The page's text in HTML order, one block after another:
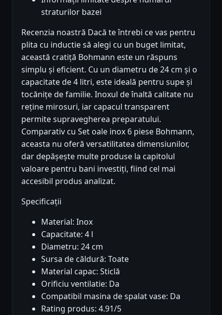
straturilor bazei
Recenzia noastră Dacă te întrebi ce vas pentru
plita cu inductie să alegi cu un buget limitat,
această cratiță Bohmann este un răspuns
simplu și eficient. Cu un diametru de 24 cm și o
capacitate de 4 litri, este ideală pentru supe și
tocănițe de familie. Inoxul de înaltă calitate nu
reține mirosuri, iar capacul transparent
permite supravegherea preparatului.
Comparativ cu Set oale inox 6 piese Bohmann,
aceasta nu oferă versatilitatea dimensiunilor,
dar depășește multe produse la capitolul
valoare pentru bani investiți, fiind cel mai
accesibil produs analizat.
Specificații
Material: Inox
Capacitate: 4 l
Diametru: 24 cm
Sursa de căldură: Toate
Material capac: Sticlă
Orificiu ventilatie: Da
Compatibil masina de spalat vase: Da
Rating produs: 4.91/5